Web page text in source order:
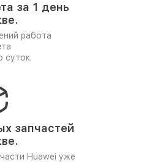
за 1 день
работа
суток.
запчастей
Huawei уже